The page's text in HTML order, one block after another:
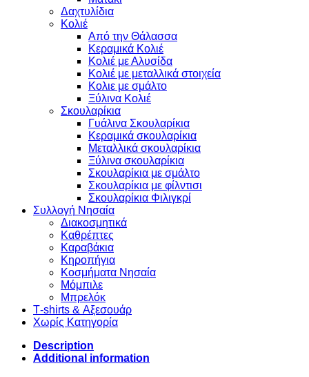
Δαχτυλίδια
Κολιέ
Από την Θάλασσα
Κεραμικά Κολιέ
Κολιέ με Αλυσίδα
Κολιέ με μεταλλικά στοιχεία
Κολιε με σμάλτο
Ξύλινα Κολιέ
Σκουλαρίκια
Γυάλινα Σκουλαρίκια
Κεραμικά σκουλαρίκια
Μεταλλικά σκουλαρίκια
Ξύλινα σκουλαρίκια
Σκουλαρίκια με σμάλτο
Σκουλαρίκια με φίλντισι
Σκουλαρίκια Φιλιγκρί
Συλλογή Νησαία
Διακοσμητικά
Καθρέπτες
Καραβάκια
Κηροπήγια
Κοσμήματα Νησαία
Μόμπιλε
Μπρελόκ
Τ-shirts & Αξεσουάρ
Χωρίς Κατηγορία
Description
Additional information